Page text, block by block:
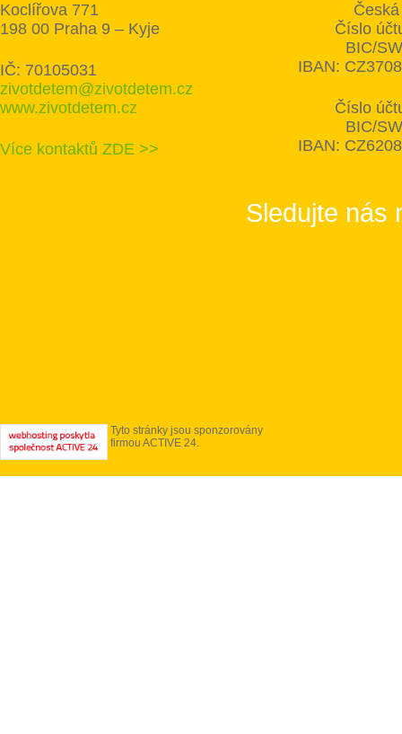
Koclířova 771
198 00 Praha 9 – Kyje
IČ: 70105031
zivotdetem@zivotdetem.cz
www.zivotdetem.cz
Více kontaktů ZDE >>
Číslo
BIC/
IBAN:
Číslo
BIC/
IBAN:
Sledujte nás
Tyto stránky jsou sponzorovány
firmou ACTIVE 24.